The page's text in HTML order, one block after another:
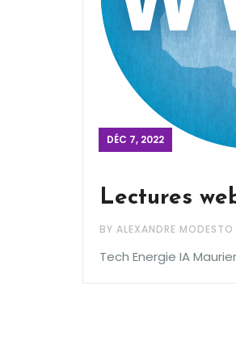
DÉC 7, 2022
Lectures
BY ALEXANDRE MODESTO
Tech Energie IA